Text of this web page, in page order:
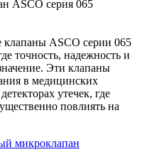
ASCO серии 065
точность, надежность и
Эти клапаны
в медицинских
утечек, где
повлиять на
микроклапан